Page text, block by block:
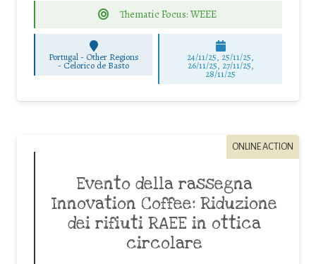
Thematic Focus: WEEE
Portugal - Other Regions
- Celorico de Basto
24/11/25, 25/11/25,
26/11/25, 27/11/25,
28/11/25
ONLINE ACTION
Evento della rassegna
Innovation Coffee: Riduzione
dei rifiuti RAEE in ottica
circolare